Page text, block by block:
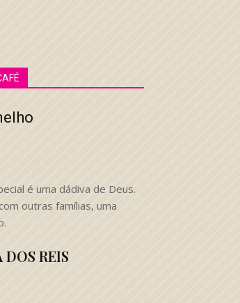
é uma dádiva de Deus.
outras famílias, uma
REIS